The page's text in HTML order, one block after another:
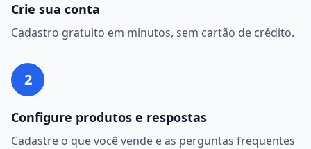
Crie sua conta
Cadastro gratuito em minutos, sem cartão de crédito.
2
Configure produtos e respostas
Cadastre o que você vende e as perguntas frequentes